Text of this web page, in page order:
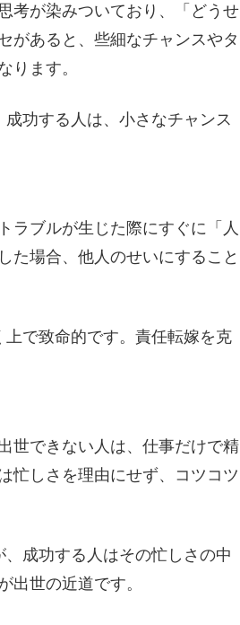
考が染みついており、「どうせ
があると、些細なチャンスやタ
ります。
功する人は、小さなチャンス
ラブルが生じた際にすぐに「人
た場合、他人のせいにすること
で致命的です。責任転嫁を克
世できない人は、仕事だけで精
忙しさを理由にせず、コツコツ
成功する人はその忙しさの中
出世の近道です。